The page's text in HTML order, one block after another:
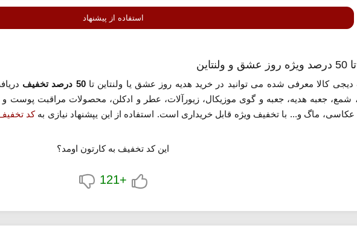
استفاده از پیشنهاد
دیجی کالا معرفی شده می توانید در خرید هدیه روز عشق یا ولنتاین تا50 درصد تخفیف
جعبه هدیه، جعبه و گوی موزیکال، زیورآلات، عطر و ادکلن، محصولات مراقبت پوست و
ماگ و... با تخفیف ویژه قابل خریداری است. استفاده از این یپشنهاد نیازی بهکد
این کد تخفیف به کارتون اومد؟
+121